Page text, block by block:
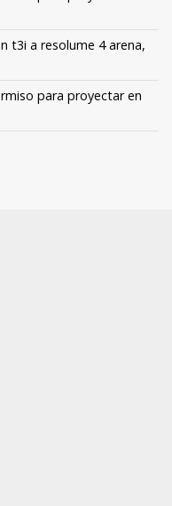
t3i a resolume 4 arena,
para proyectar en